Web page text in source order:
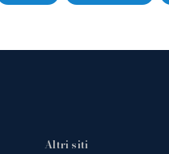
Altri siti